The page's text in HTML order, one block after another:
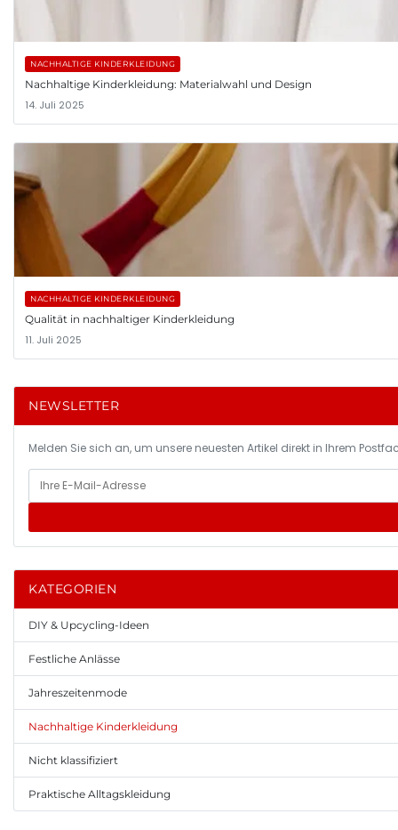
NACHHALTIGE KINDERKLEIDUNG
Nachhaltige Kinderkleidung: Materialwahl und Design
14. Juli 2025
NACHHALTIGE KINDERKLEIDUNG
Qualität in nachhaltiger Kinderkleidung
11. Juli 2025
NEWSLETTER
Melden Sie sich an, um unsere neuesten Artikel direkt in Ihrem
KATEGORIEN
DIY & Upcycling-Ideen
Festliche Anlässe
Jahreszeitenmode
Nachhaltige Kinderkleidung
Nicht klassifiziert
Praktische Alltagskleidung